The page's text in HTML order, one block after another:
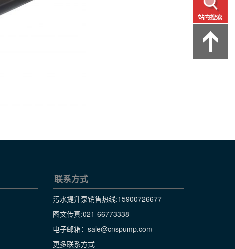
联系方式
污水提升泵销售热线:15900726677
图文传真:021-66773338
电子邮箱：sale@cnspump.com
更多联系方式